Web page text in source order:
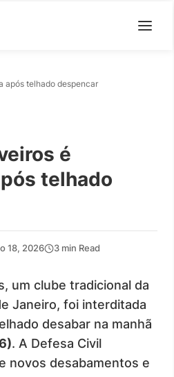
após telhado despencar
é
telhado
18, 2026 3 min Read
um clube tradicional da
Janeiro, foi interditada
desabar na manhã
. A Defesa Civil
novos desabamentos e